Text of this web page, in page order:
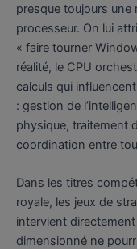
presque toujours une
processeur. On lui
« faire tourner
réalité, le CPU
calculs qui
: gestion de
physique, traitement
coordination entre
Dans les titres
royale, les jeux de
intervient
dimensionné ne